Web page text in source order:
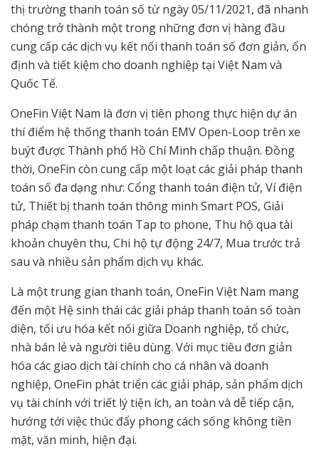
thị trường thanh toán số từ ngày 05/11/2021, đã nhanh
chóng trở thành một trong những đơn vị hàng đầu
cung cấp các dịch vụ kết nối thanh toán số đơn giản, ổn
định và tiết kiệm cho doanh nghiệp tại Việt Nam và
Quốc Tế.
OneFin Việt Nam là đơn vị tiên phong thực hiện dự án
thí điểm hệ thống thanh toán EMV Open-Loop trên xe
buýt được Thành phố Hồ Chí Minh chấp thuận. Đồng
thời, OneFin còn cung cấp một loạt các giải pháp thanh
toán số đa dạng như: Cổng thanh toán điện tử, Ví điện
tử, Thiết bị thanh toán thông minh Smart POS, Giải
pháp chạm thanh toán Tap to phone, Thu hộ qua tài
khoản chuyên thu, Chi hộ tự động 24/7, Mua trước trả
sau và nhiều sản phẩm dịch vụ khác.
Là một trung gian thanh toán, OneFin Việt Nam mang
đến một Hệ sinh thái các giải pháp thanh toán số toàn
diện, tối ưu hóa kết nối giữa Doanh nghiệp, tổ chức,
nhà bán lẻ và người tiêu dùng. Với mục tiêu đơn giản
hóa các giao dịch tài chính cho cá nhân và doanh
nghiệp, OneFin phát triển các giải pháp, sản phẩm dịch
vụ tài chính với triết lý tiện ích, an toàn và dễ tiếp cận,
hướng tới việc thúc đẩy phong cách sống không tiền
mặt, văn minh, hiện đại.